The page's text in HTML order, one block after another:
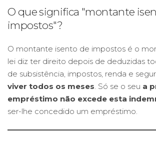
O que significa "montante
impostos"?
O montante isento de impostos é o
lei diz ter direito depois de deduzidas
de subsistência, impostos, renda e
viver todos os meses . Só se o seu a
empréstimo não excede esta
ser-lhe concedido um empréstimo.